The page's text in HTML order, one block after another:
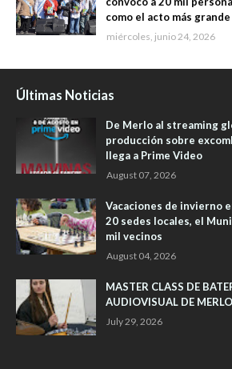
como el acto más
miércoles, junio 24, 2026
Últimas Noticias
De Merlo al streaming
producción sobre
llega a Prime Video
August 07, 2026
Vacaciones de invierno
20 sedes locales, el
mil vecinos
August 04, 2026
MASTER CLASS DE
AUDIOVISUAL DE MERLO
July 29, 2026